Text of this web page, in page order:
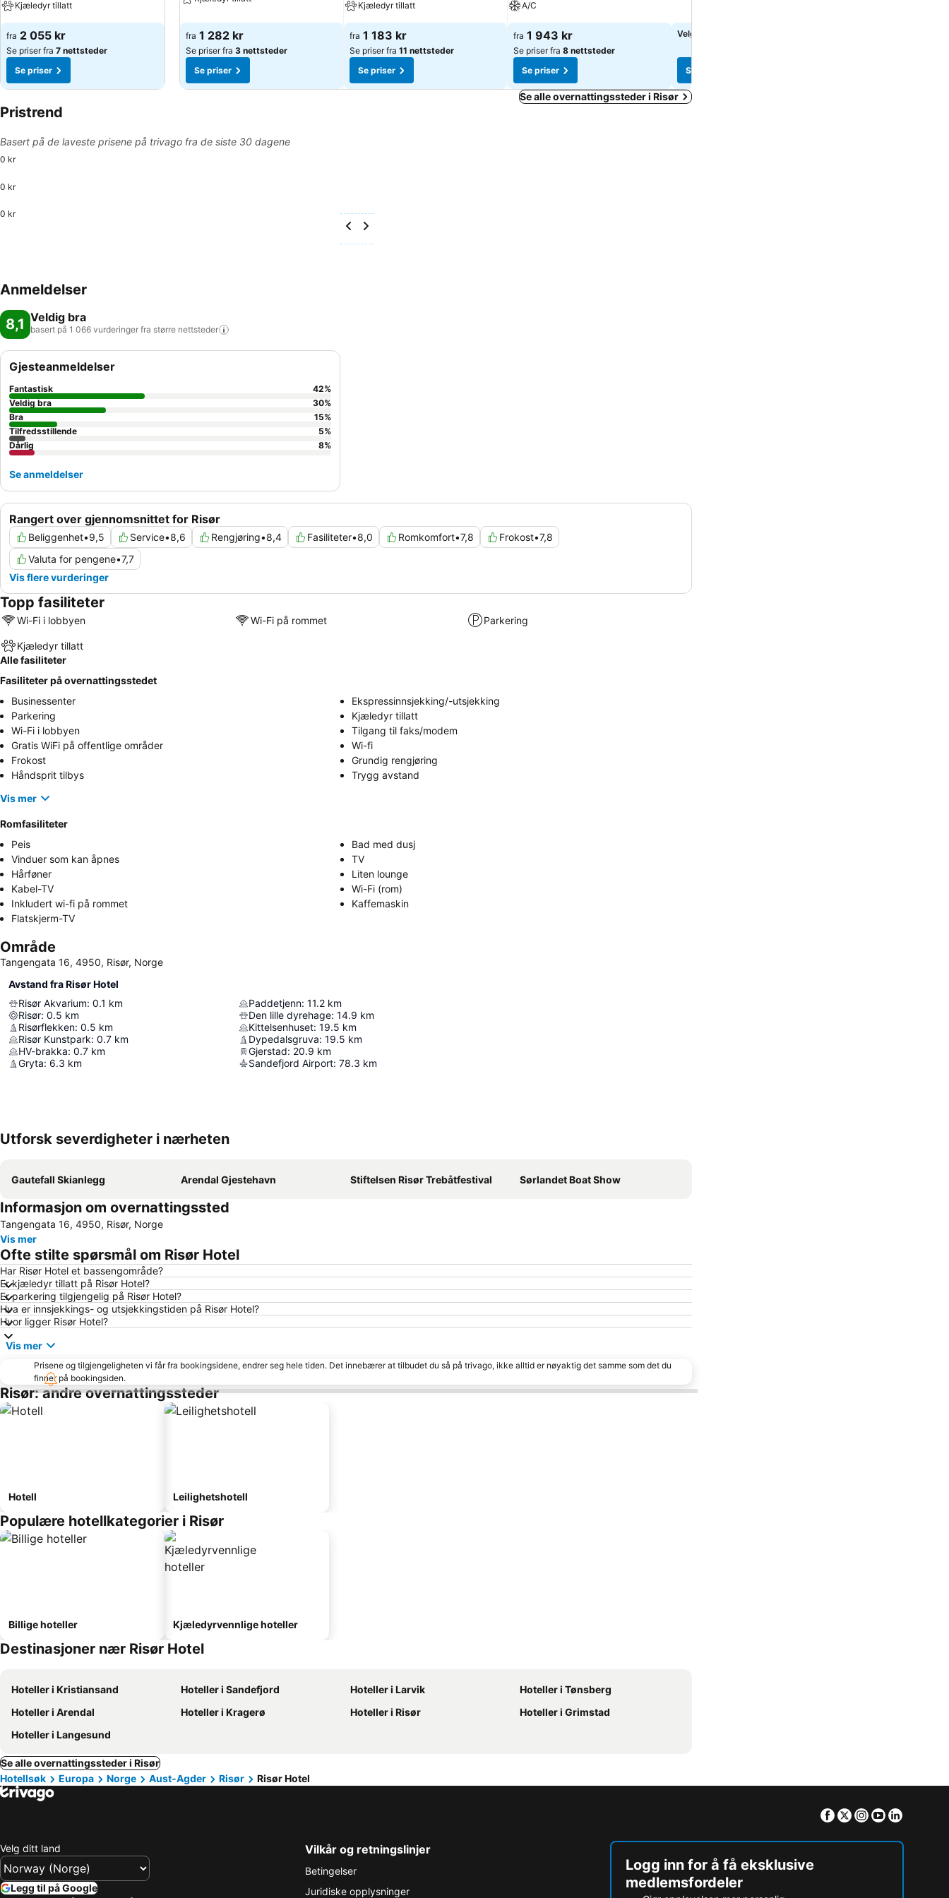
Kjæledyr tillatt
fra 2 055 kr
Se priser fra 7 nettsteder
Se priser
fra 1 282 kr
Se priser fra 3 nettsteder
Se priser
Kjæledyr tillatt
fra 1 183 kr
Se priser fra 11 nettsteder
Se priser
A/C
fra 1 943 kr
Se priser fra 8 nettsteder
Se priser
Velg datoer for å se nøyaktige priser
Se priser
Se alle overnattingssteder i Risør
Pristrend
Basert på de laveste prisene på trivago fra de siste 30 dagene
0 kr
0 kr
0 kr
Anmeldelser
8,1 Veldig bra
basert på 1 066 vurderinger fra større nettsteder
Rangert over gjennomsnittet for Risør
Beliggenhet•9,5 Service•8,6 Rengjøring•8,4 Fasiliteter•8,0 Romkomfort•7,8 Frokost•7,8
Valuta for pengene•7,7
Vis flere vurderinger
Gjesteanmeldelser
Fantastisk 42%
Veldig bra
30%
Bra
15%
Tilfredsstillende
5%
Dårlig
8%
Se anmeldelser
Topp fasiliteter
Wi-Fi i lobbyen Wi-Fi på rommet Parkering
Kjæledyr tillatt
Alle fasiliteter
Fasiliteter på overnattingsstedet
Businessenter
Ekspressinnsjekking/-utsjekking
Parkering
Kjæledyr tillatt
Wi-Fi i lobbyen
Tilgang til faks/modem
Gratis WiFi på offentlige områder
Wi-fi
Frokost
Grundig rengjøring
Håndsprit tilbys
Trygg avstand
Vis mer
Romfasiliteter
Peis
Bad med dusj
Vinduer som kan åpnes
TV
Hårføner
Liten lounge
Kabel-TV
Wi-Fi (rom)
Inkludert wi-fi på rommet
Kaffemaskin
Flatskjerm-TV
Område
Tangengata 16, 4950, Risør, Norge
Avstand fra Risør Hotel
Risør Akvarium: 0.1 km
Risør: 0.5 km
Risørflekken: 0.5 km
Risør Kunstpark: 0.7 km
HV-brakka: 0.7 km
Gryta: 6.3 km
Paddetjenn: 11.2 km
Den lille dyrehage: 14.9 km
Kittelsenhuset: 19.5 km
Dypedalsgruva: 19.5 km
Gjerstad: 20.9 km
Sandefjord Airport: 78.3 km
Utforsk severdigheter i nærheten
Gautefall Skianlegg Arendal Gjestehavn Stiftelsen Risør Trebåtfestival Sørlandet Boat Show
Informasjon om overnattingssted
Tangengata 16, 4950, Risør, Norge
Vis mer
Ofte stilte spørsmål om Risør Hotel
Har Risør Hotel et bassengområde?
Er kjæledyr tillatt på Risør Hotel?
Er parkering tilgjengelig på Risør Hotel?
Hva er innsjekkings- og utsjekkingstiden på Risør Hotel?
Hvor ligger Risør Hotel?
Vis mer
Prisene og tilgjengeligheten vi får fra bookingsidene, endrer seg hele tiden. Det innebærer at tilbudet du så på trivago, ikke alltid er nøyaktig det samme som det du
finner på bookingsiden.
Risør: andre overnattingssteder
Hotell Leilighetshotell
Populære hotellkategorier i Risør
Billige hoteller Kjæledyrvennlige hoteller
Destinasjoner nær Risør Hotel
Hoteller i Kristiansand Hoteller i Sandefjord Hoteller i Larvik
Hoteller i Tønsberg
Hoteller i Arendal
Hoteller i Kragerø Hoteller i Risør
Hoteller i Grimstad
Hoteller i Langesund
Se alle overnattingssteder i Risør
Hotellsøk
Europa Norge Aust-Agder Risør Risør Hotel
Facebook
TwitterInstagram
Youtube
Velg ditt land
Legg til på Google
Vilkår og retningslinjer
Betingelser
Juridiske opplysninger
Logg inn for å få eksklusive
medlemsfordeler